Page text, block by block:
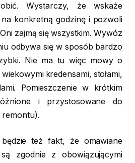
Wystarczy, że wskaże
konkretną godzinę i pozwoli
zajmą się wszystkim. Wywóz
odbywa się w sposób bardzo
Nie ma tu więc mowy o
kredensami, stołami,
Pomieszczenie w krótkim
i przystosowane do
remontu).
też fakt, że omawiane
są zgodnie z obowiązującymi